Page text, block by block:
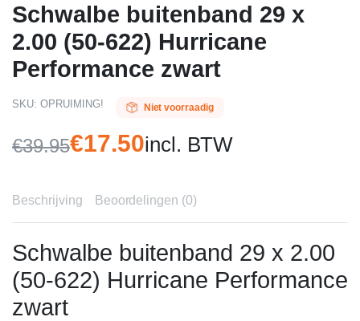
Schwalbe buitenband 29 x
2.00 (50-622) Hurricane
Performance zwart
SKU: OPRUIMING! Niet voorraadig
€39.95
prijs
was:
€39.95.
€17.50
prijs
is:
€17.50.
incl. BTW
Beschrijving Beoordelingen (0)
Schwalbe buitenband 29 x 2.00
(50-622) Hurricane Performance
zwart